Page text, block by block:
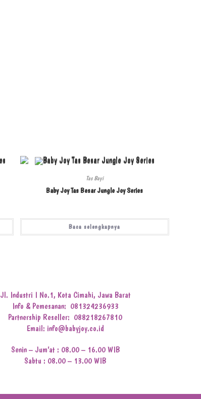
Tas Bayi
Baby Joy Tas Besar Jungle Joy Series
Baca selengkapnya
Jl. Industri I No.1, Kota Cimahi, Jawa Barat
Info & Pemesanan: 081324236933
Partnership Reseller: 088218267810
Email: info@babyjoy.co.id
Senin – Jum’at : 08.00 – 16.00 WIB
Sabtu : 08.00 – 13.00 WIB